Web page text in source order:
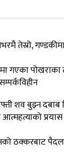
तेस्रो,
गएका
शव बुझ्न
प्रयास
ठक्करबाट